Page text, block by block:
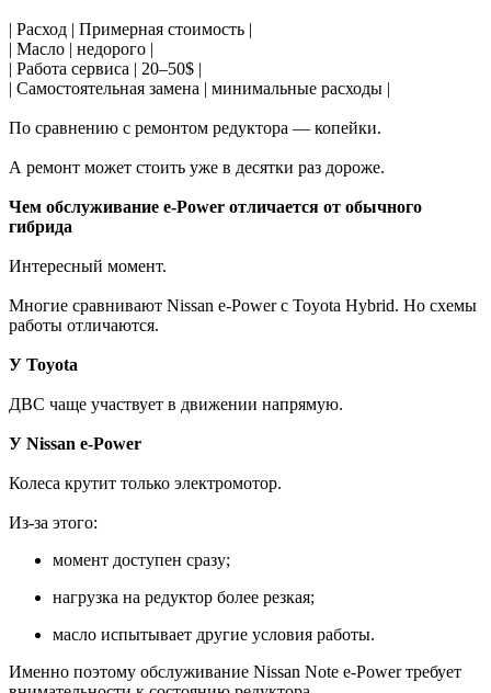
| Расход | Примерная стоимость |
| Масло | недорого |
| Работа сервиса | 20–50$ |
| Самостоятельная замена | минимальные расходы |
По сравнению с ремонтом редуктора — копейки.
А ремонт может стоить уже в десятки раз дороже.
Чем обслуживание e-Power отличается от обычного
гибрида
Интересный момент.
Многие сравнивают Nissan e-Power с Toyota Hybrid. Но схемы
работы отличаются.
У Toyota
ДВС чаще участвует в движении напрямую.
У Nissan e-Power
Колеса крутит только электромотор.
Из-за этого:
момент доступен сразу;
нагрузка на редуктор более резкая;
масло испытывает другие условия работы.
Именно поэтому обслуживание Nissan Note e-Power требует